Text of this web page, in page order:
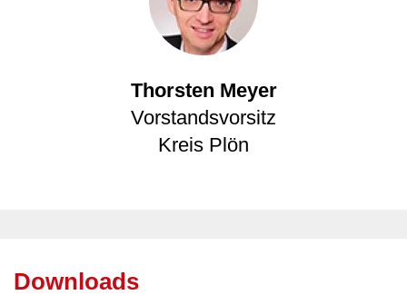
Thorsten Meyer
Vorstandsvorsitz
Kreis Plön
Downloads